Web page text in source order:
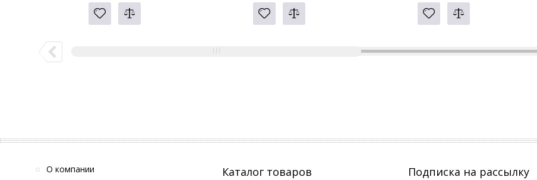
О компании
Каталог товаров Подписка на рассылку